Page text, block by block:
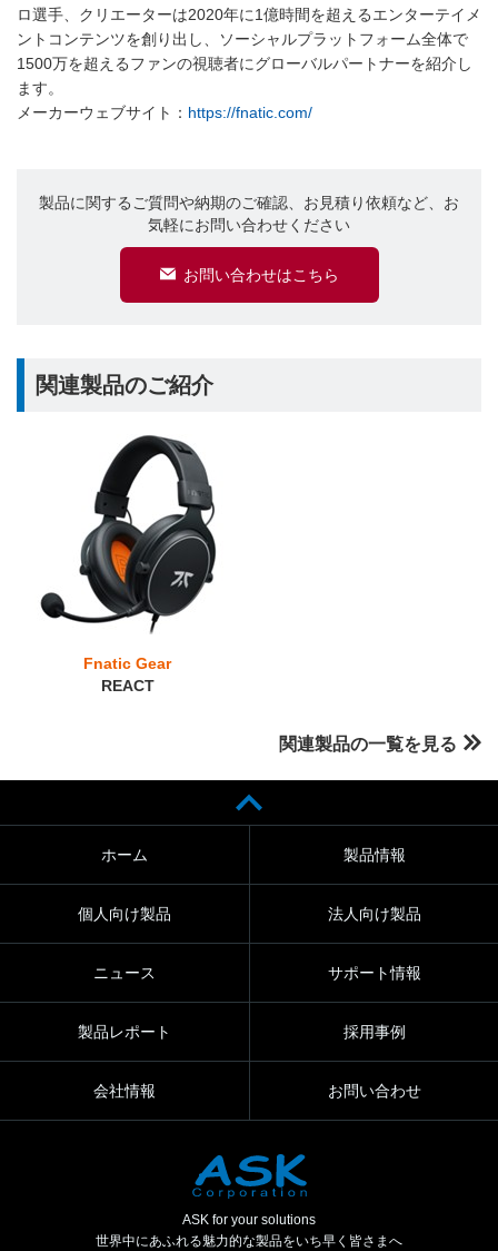
ロ選手、クリエーターは2020年に1億時間を超えるエンターテイメ
ントコンテンツを創り出し、ソーシャルプラットフォーム全体で
1500万を超えるファンの視聴者にグローバルパートナーを紹介し
ます。
メーカーウェブサイト： https://fnatic.com/
製品に関するご質問や納期のご確認、お見積り依頼など、お
気軽にお問い合わせください
お問い合わせはこちら
関連製品のご紹介
Fnatic Gear
REACT
関連製品の一覧を見る
ホーム 製品情報
個人向け製品 法人向け製品
ニュース サポート情報
製品レポート 採用事例
会社情報 お問い合わせ
ASK for your solutions
世界中にあふれる魅力的な製品をいち早く皆さまへ